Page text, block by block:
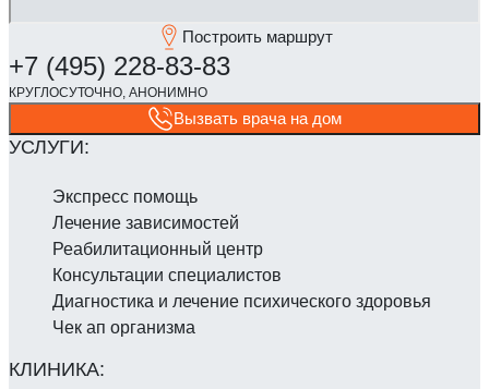
Построить маршрут
Вызвать врача на дом
Экспресс помощь
Лечение зависимостей
Реабилитаци­онный центр
Консультации специалистов
Диагностика и лечение психического здоровья
Чек ап организма